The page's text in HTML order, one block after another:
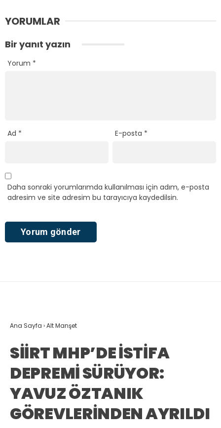
YORUMLAR
Bir yanıt yazın
Yorum *
Ad * E-posta *
Daha sonraki yorumlarımda kullanılması için adım, e-posta
adresim ve site adresim bu tarayıcıya kaydedilsin.
Ana Sayfa ›Alt Manşet
SİİRT MHP’DE İSTİFA
DEPREMİ SÜRÜYOR:
YAVUZ ÖZTANIK
GÖREVLERİNDEN AYRILDI